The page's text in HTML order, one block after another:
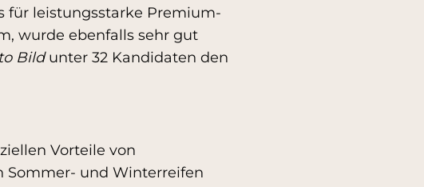
für leistungsstarke Premium-
wurde ebenfalls sehr gut
Bildunter 32 Kandidaten den
Vorteile von
Sommer- und Winterreifen